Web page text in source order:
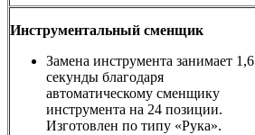
Инструментальный сменщик
Замена инструмента занимает 1,6
секунды благодаря
автоматическому сменщику
инструмента на 24 позиции.
Изготовлен по типу «Рука».